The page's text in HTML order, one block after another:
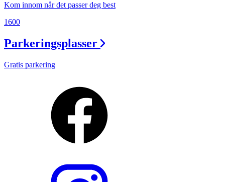
Kom innom når det passer deg best
1600
Parkeringsplasser
Gratis parkering